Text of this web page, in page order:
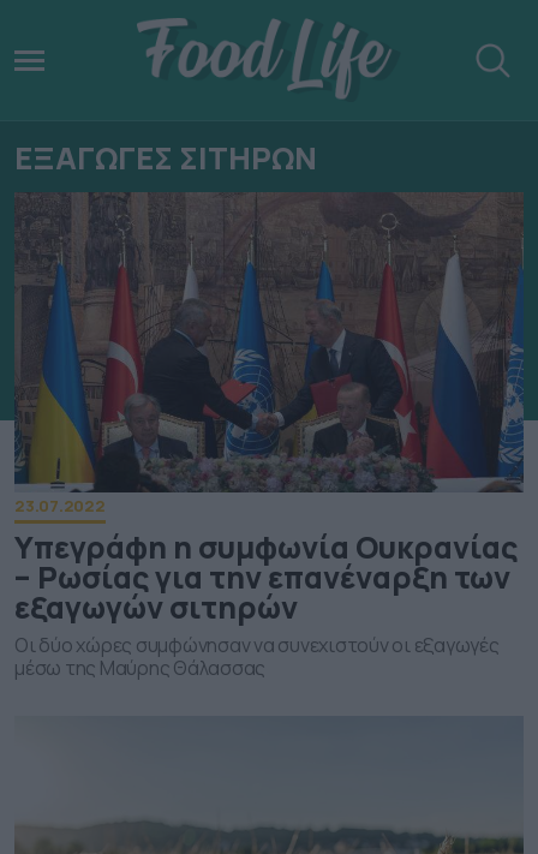
ΕΞΑΓΩΓΕΣ ΣΙΤΗΡΩΝ
23.07.2022
Υπεγράφη η συμφωνία Ουκρανίας
– Ρωσίας για την επανέναρξη των
εξαγωγών σιτηρών
Οι δύο χώρες συμφώνησαν να συνεχιστούν οι εξαγωγές
μέσω της Μαύρης Θάλασσας